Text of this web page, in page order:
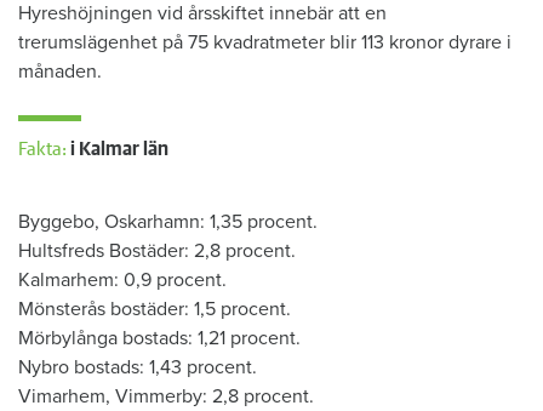
Hyreshöjningen vid årsskiftet innebär att en
trerumslägenhet på 75 kvadratmeter blir 113 kronor dyrare i
månaden.
Fakta: i Kalmar län
Byggebo, Oskarhamn: 1,35 procent.
Hultsfreds Bostäder: 2,8 procent.
Kalmarhem: 0,9 procent.
Mönsterås bostäder: 1,5 procent.
Mörbylånga bostads: 1,21 procent.
Nybro bostads: 1,43 procent.
Vimarhem, Vimmerby: 2,8 procent.